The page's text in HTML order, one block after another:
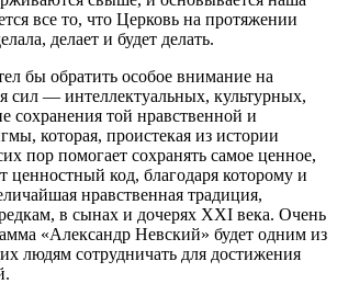
все то, что Церковь на протяжении
делает и будет делать.
бы обратить особое внимание на
сил — интеллектуальных, культурных,
сохранения той нравственной и
которая, проистекая из истории
пор помогает сохранять самое ценное,
ценностный код, благодаря которому и
нравственная традиция,
в сынах и дочерях XXI века. Очень
«Александр Невский» будет одним из
людям сотрудничать для достижения